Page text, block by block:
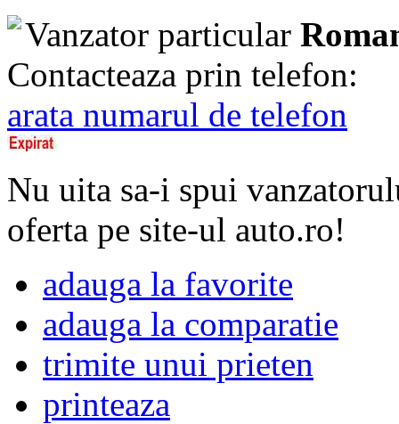
Vanzator particular
Contacteaza prin telefon:
arata numarul de telefon
Nu uita sa-i spui
oferta pe site-ul auto.ro!
adauga la favorite
adauga la comparatie
trimite unui prieten
printeaza